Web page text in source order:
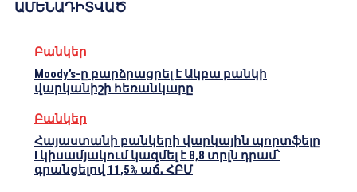
ԱՄԵՆԱԴԻՏՎԱԾ
Բանկեր
Moody’s-ը բարձրացրել է Ակբա բանկի
վարկանիշի հեռանկարը
Բանկեր
Հայաստանի բանկերի վարկային պորտֆելը
I կիսամյակում կազմել է 8,8 տրլն դրամ՝
գրանցելով 11,5% աճ․ ՀԲՄ